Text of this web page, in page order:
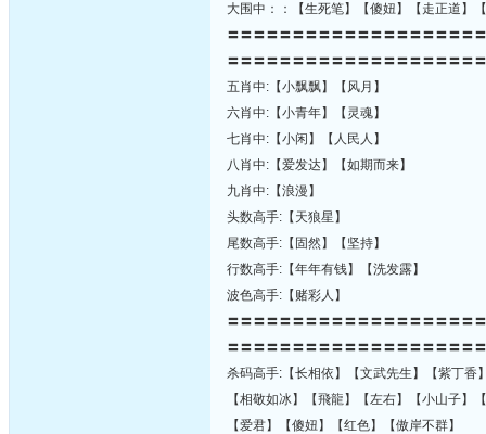
大围中：：【生死笔】【傻妞】【走正道】
〓〓〓〓〓〓〓〓〓〓〓〓〓〓〓〓〓〓〓
〓〓〓〓〓〓〓〓〓〓〓〓〓〓〓〓〓〓〓
五肖中:【小飘飘】【风月】
六肖中:【小青年】【灵魂】
七肖中:【小闲】【人民人】
八肖中:【爱发达】【如期而来】
九肖中:【浪漫】
头数高手:【天狼星】
尾数高手:【固然】【坚持】
行数高手:【年年有钱】【洗发露】
波色高手:【赌彩人】
〓〓〓〓〓〓〓〓〓〓〓〓〓〓〓〓〓〓〓
〓〓〓〓〓〓〓〓〓〓〓〓〓〓〓〓〓〓〓
杀码高手:【长相依】【文武先生】【紫丁香
【相敬如冰】【飛龍】【左右】【小山子
【爱君】【傻妞】【红色】【傲岸不群】